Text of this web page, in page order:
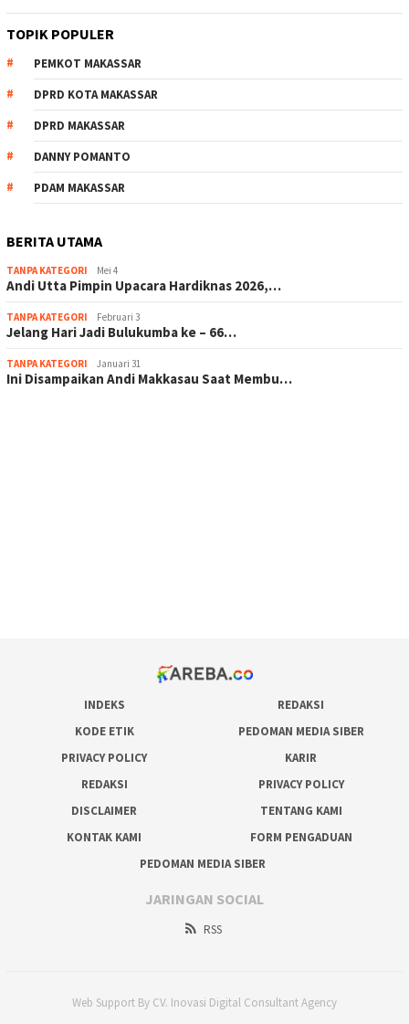
TOPIK POPULER
PEMKOT MAKASSAR
DPRD KOTA MAKASSAR
DPRD MAKASSAR
DANNY POMANTO
PDAM MAKASSAR
BERITA UTAMA
TANPA KATEGORI Mei 4
Andi Utta Pimpin Upacara Hardiknas 2026,…
TANPA KATEGORI Februari 3
Jelang Hari Jadi Bulukumba ke – 66…
TANPA KATEGORI Januari 31
Ini Disampaikan Andi Makkasau Saat Membu…
INDEKS
REDAKSI
KODE ETIK
PEDOMAN MEDIA SIBER
PRIVACY POLICY
KARIR
REDAKSI
PRIVACY POLICY
DISCLAIMER
TENTANG KAMI
KONTAK KAMI
FORM PENGADUAN
PEDOMAN MEDIA SIBER
JARINGAN SOCIAL
RSS
Web Support By CV. Inovasi Digital Consultant Agency